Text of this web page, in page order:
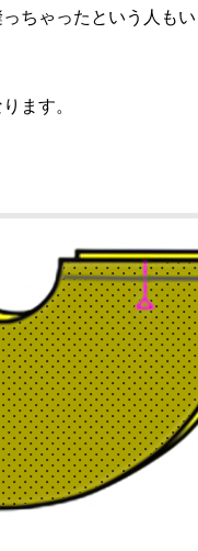
ちゃったという人も
ます。